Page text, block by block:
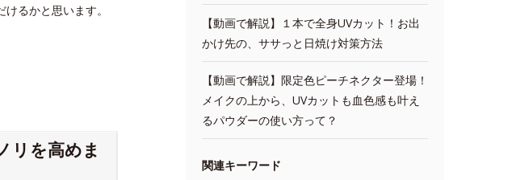
るかと思います。
リを高めま
【動画で解説】１本で全身UVカット！お出
かけ先の、ササっと日焼け対策方法
【動画で解説】限定色ピーチネクター登場！
メイクの上から、UVカットも血色感も叶え
るパウダーの使い方って？
関連キーワード